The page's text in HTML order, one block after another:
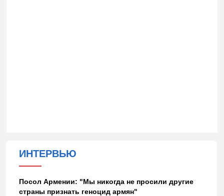
ИНТЕРВЬЮ
Посол Армении: "Мы никогда не просили другие
страны признать геноцид армян"